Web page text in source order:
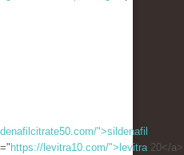
">sildenafil
https://levitra10.com/">levitra20</a>